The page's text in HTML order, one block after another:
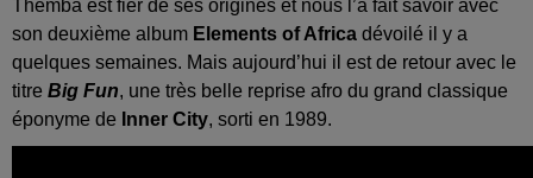
Themba est fier de ses origines et nous l’a fait savoir avec
son deuxième album Elements of Africa dévoilé il y a
quelques semaines. Mais aujourd’hui il est de retour avec le
titre Big Fun, une très belle reprise afro du grand classique
éponyme de Inner City, sorti en 1989.